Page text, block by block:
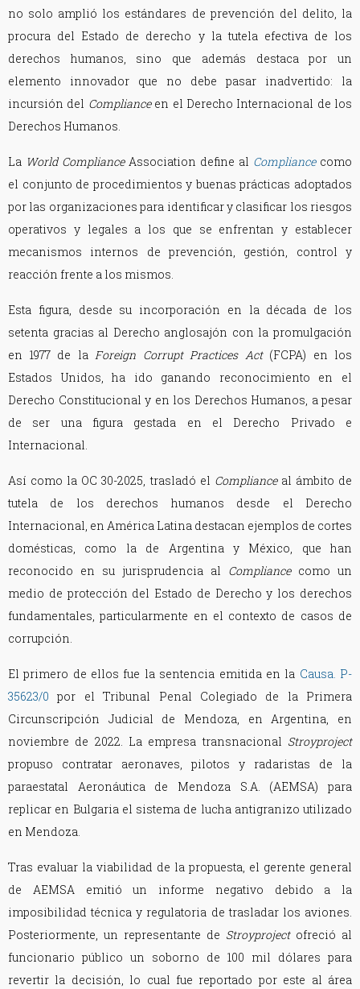
no solo amplió los estándares de prevención del delito, la
procura del Estado de derecho y la tutela efectiva de los
derechos humanos, sino que además destaca por un
elemento innovador que no debe pasar inadvertido: la
incursión del Compliance en el Derecho Internacional de los
Derechos Humanos.
La World ComplianceAssociation define al Compliance como
el conjunto de procedimientos y buenas prácticas adoptados
por las organizaciones para identificar y clasificar los riesgos
operativos y legales a los que se enfrentan y establecer
mecanismos internos de prevención, gestión, control y
reacción frente a los mismos.
Esta figura, desde su incorporación en la década de los
setenta gracias al Derecho anglosajón con la promulgación
en 1977 de la Foreign Corrupt Practices Act (FCPA) en los
Estados Unidos, ha ido ganando reconocimiento en el
Derecho Constitucional y en los Derechos Humanos, a pesar
de ser una figura gestada en el Derecho Privado e
Internacional.
Así como la OC 30-2025, trasladó el Complianceal ámbito de
tutela de los derechos humanos desde el Derecho
Internacional, en América Latina destacan ejemplos de cortes
domésticas, como la de Argentina y México, que han
reconocido en su jurisprudencia al Compliancecomo un
medio de protección del Estado de Derecho y los derechos
fundamentales, particularmente en el contexto de casos de
corrupción.
El primero de ellos fue la sentencia emitida en la Causa. P-
35623/0 por el Tribunal Penal Colegiado de la Primera
Circunscripción Judicial de Mendoza, en Argentina, en
noviembre de 2022. La empresa transnacional Stroyproject
propuso contratar aeronaves, pilotos y radaristas de la
paraestatal Aeronáutica de Mendoza S.A. (AEMSA) para
replicar en Bulgaria el sistema de lucha antigranizo utilizado
en Mendoza.
Tras evaluar la viabilidad de la propuesta, el gerente general
de AEMSA emitió un informe negativo debido a la
imposibilidad técnica y regulatoria de trasladar los aviones.
Posteriormente, un representante de Stroyprojectofreció al
funcionario público un soborno de 100 mil dólares para
revertir la decisión, lo cual fue reportado por este al área